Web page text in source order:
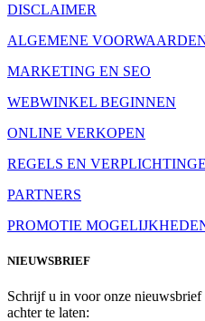
DISCLAIMER
ALGEMENE
MARKETING EN SEO
WEBWINKEL BEGINNEN
ONLINE VERKOPEN
REGELS EN
PARTNERS
PROMOTIE
NIEUWSBRIEF
Schrijf u in voor onze
achter te laten: